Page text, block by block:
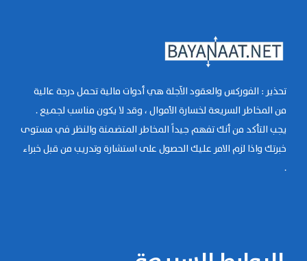
تحذير : الفوركس والعقود الآجلة هي أدوات مالية تحمل درجة عالية
من المخاطر السريعة لخسارة الأموال ، وقد لا يكون مناسب لجميع .
يجب التأكد من أنك تفهم جيداً المخاطر المتضمنة والنظر في مستوى
خبرتك واذا لزم الامر عليك الحصول على استشارة وتدريب من قبل خبراء
.